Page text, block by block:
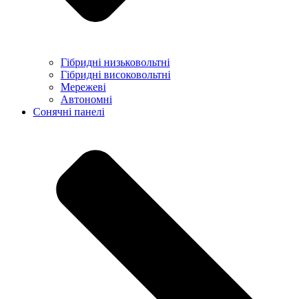
Гібридні низьковольтні
Гібридні високовольтні
Мережеві
Автономні
Сонячні панелі